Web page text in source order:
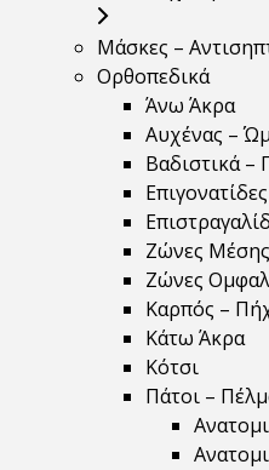
Μάσκες –
Ορθοπεδικά
Άνω Άκρα
Αυχένας –
Βαδιστικά –
Επιγονατίδες
Ζώνες Μέσης
Ζώνες
Καρπός –
Κάτω Άκρα
Κότσι
Πάτοι –